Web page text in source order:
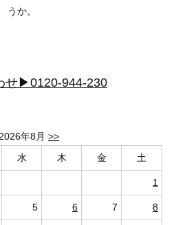
2026年8月 >>
水 木 金 土
1
5 6 7 8
うか。
せ▶0120-944-230